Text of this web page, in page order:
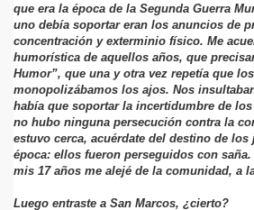
que era la época de la Segunda Guerra
uno debía soportar eran los anuncios de
concentración y exterminio físico. Me
humorística de aquellos años, que
Humor”, que una y otra vez repetía que
monopolizábamos los ajos. Nos
había que soportar la incertidumbre de
no hubo ninguna persecución contra la
estuvo cerca, acuérdate del destino de
época: ellos fueron perseguidos con
mis 17 años me alejé de la comunidad, a
Luego entraste a San Marcos, ¿cierto?